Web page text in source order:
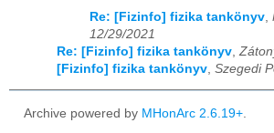
Re: [Fizinfo] fizika tankönyv
12/29/2021
Re: [Fizinfo] fizika tankönyv
[Fizinfo] fizika tankönyv Szegedi
Archive powered by MHonArc 2.6.19+